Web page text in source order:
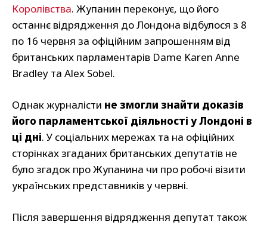
Королівства. Жупанин переконує, що його
останнє відрядження до Лондона відбулося з 8
по 16 червня за офіційним запрошенням від
британських парламентарів Dame Karen Anne
Bradley та Alex Sobel.
Однак журналісти не змогли знайти доказів
його парламентської діяльності у Лондоні в
ці дні. У соціальних мережах та на офіційних
сторінках згаданих британських депутатів не
було згадок про Жупанина чи про робочі візити
українських представників у червні.
Після завершення відрядження депутат також